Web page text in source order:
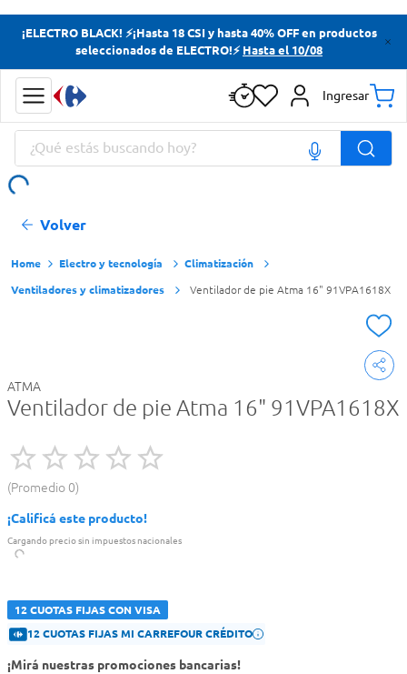
¡ELECTRO BLACK! ⚡¡Hasta 18 CSI y hasta 40% OFF en productos
seleccionados de ELECTRO!⚡ Hasta el 10/08
Ingresar
¿Qué estás buscando hoy?
Volver
Electro y tecnología
Climatización
Ventiladores y climatizadores
Ventilador de pie Atma 16" 91VPA1618X
ATMA
Ventilador de pie Atma 16" 91VPA1618X
Promedio 0
¡Calificá este producto!
Cargando precio sin impuestos nacionales
12 CUOTAS FIJAS CON VISA
12 CUOTAS FIJAS MI CARREFOUR CRÉDITO
¡Mirá nuestras promociones bancarias!
Términos más buscados
Yerba
Cerveza
Doves
Términos más buscados
Cerveza
Doves
Papas Fritas